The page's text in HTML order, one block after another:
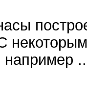
например